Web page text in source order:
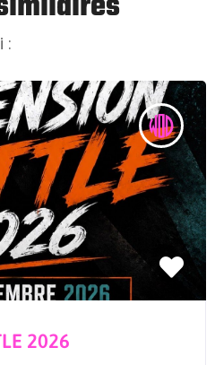
:
2026